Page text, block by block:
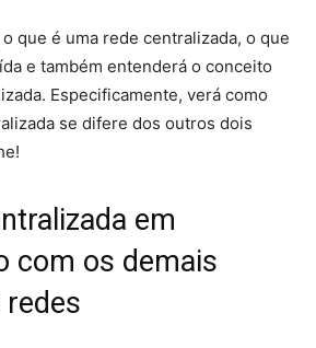
que é uma rede centralizada, o que
e também entenderá o conceito
Especificamente, verá como
se difere dos outros dois
em
com os demais